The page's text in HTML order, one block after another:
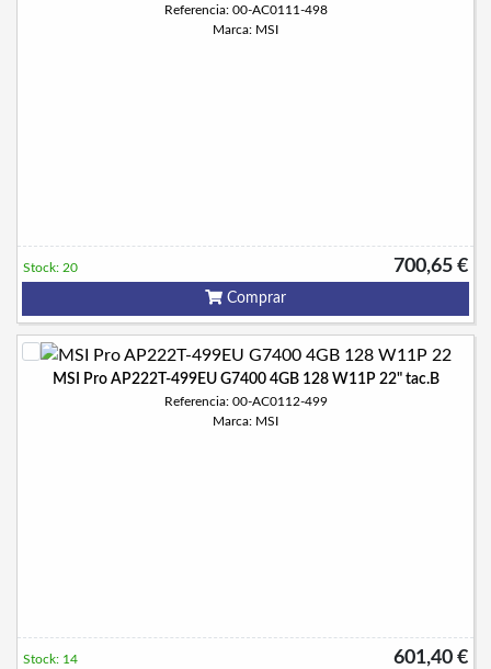
Referencia: 00-AC0111-498
Marca: MSI
700,65 €
Stock: 20
Comprar
MSI Pro AP222T-499EU G7400 4GB 128 W11P 22" tac.B
Referencia: 00-AC0112-499
Marca: MSI
601,40 €
Stock: 14